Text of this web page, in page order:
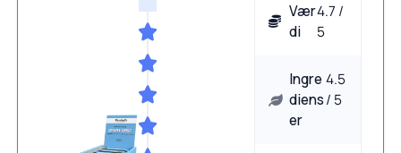
Vær
di
4.7 /
5
Ingre
diens
er
4.5
/ 5